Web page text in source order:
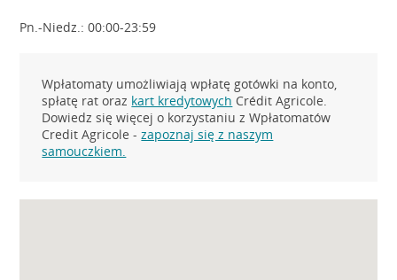
Pn.-Niedz.: 00:00-23:59
Wpłatomaty umożliwiają wpłatę gotówki na konto,
spłatę rat oraz kart kredytowych Crédit Agricole.
Dowiedz się więcej o korzystaniu z Wpłatomatów
Credit Agricole -zapoznaj się z naszym
samouczkiem.